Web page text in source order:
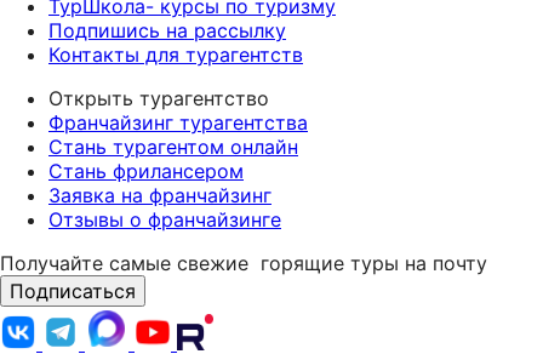
ТурШкола- курсы по туризму
Подпишись на рассылку
Контакты для турагентств
Открыть турагентство
Франчайзинг турагентства
Стань турагентом онлайн
Стань фрилансером
Заявка на франчайзинг
Отзывы о франчайзинге
Получайте самые свежие горящие туры на почту
Подписаться